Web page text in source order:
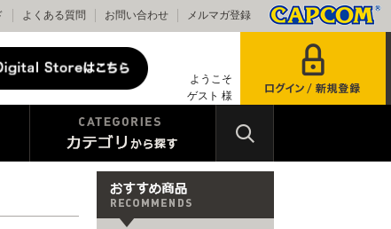
よくある質問 お問い合わせ メルマガ登録
ようこそ
ゲスト 様